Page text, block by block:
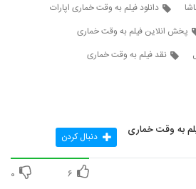
دانلود فیلم به وقت خماری اپارات
پخش انلاین فیلم به وقت خماری
نقد فیلم به وقت خماری
دنبال کردن
۶ ۰